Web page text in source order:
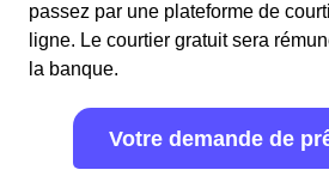
passez par une plateforme de
ligne. Le courtier gratuit sera
la banque.
Votre demande de